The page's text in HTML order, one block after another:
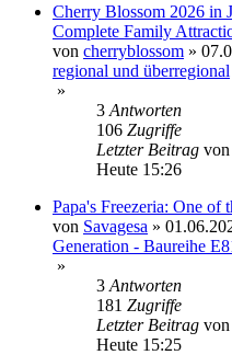
Cherry Blossom 2026 in
Complete Family
von cherryblossom »
regional und überregional
»
3 Antworten
106 Zugriffe
Letzter Beitrag von
Heute 15:26
Papa's Freezeria: One of
von Savagesa »
Generation - Baureihe
»
3 Antworten
181 Zugriffe
Letzter Beitrag von
Heute 15:25